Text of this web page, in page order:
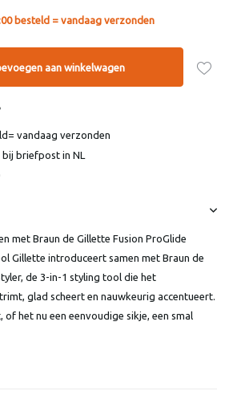
besteld = vandaag verzonden
aan winkelwagen
vandaag verzonden
briefpost in NL
met Braun de Gillette Fusion ProGlide
Gillette introduceert samen met Braun de
de 3-in-1 styling tool die het
glad scheert en nauwkeurig accentueert.
het nu een eenvoudige sikje, een smal